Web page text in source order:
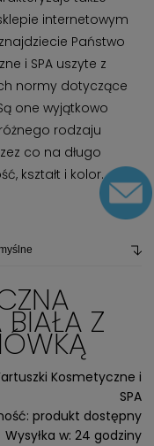
internetowym
Państwo
i SPA uszyte z
normy dotyczące
one wyjątkowo
rodzaju
co na długo
kształt i kolor.
Z
Kosmetyczne i
SPA
produkt dostępny
Wysyłka w: 24 godziny